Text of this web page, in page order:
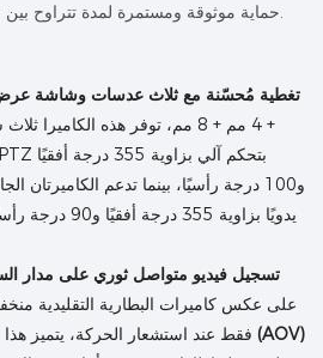
حماية موثوقة ومستمرة لمدة تتراوح بين 5 و7 أيام بشحنة كاملة واحدة.
تغطية مُحسّنة مع ثلاث عدسات وشاشة عرض
+ 4 مم + 8 مم، توفر هذه
و100 درجة رأسيًا، بينما تدعم الكاميرتان
يدويًا بزاوية 355
تسجيل فيديو متواصل ثوري على مدار
فقط عند استشعار الحركة، يتميز هذا الفيديو المتواصل (AOV)